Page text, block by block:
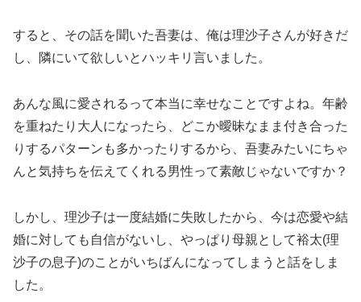
すると、その話を聞いた吾妻は、俺は理沙子さんが好きだ
し、隣にいて欲しいとハッキリ言いました。
あんな風に愛されるって本当に幸せなことですよね。年齢
を重ねたり大人になったら、どこか曖昧なまま付き合った
りするパターンも多かったりするから、吾妻みたいにちゃ
んと気持ちを伝えてくれる男性って素敵じゃないですか？
しかし、理沙子は一度結婚に失敗したから、今は恋愛や結
婚に対しても自信がないし、やっぱり母親として裕太(理
沙子の息子)のことがいちばんになってしまうと話をしま
した。